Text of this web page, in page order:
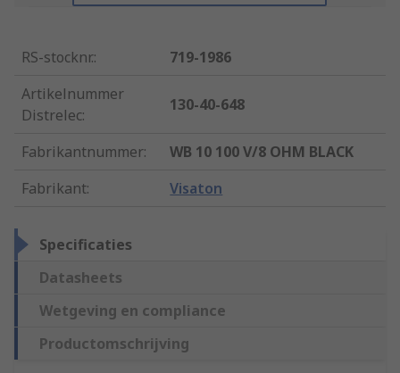
RS-stocknr.:
719-1986
Artikelnummer
Distrelec:
130-40-648
Fabrikantnummer:
WB 10 100 V/8 OHM BLACK
Fabrikant: Visaton
Specificaties
Datasheets
Wetgeving en compliance
Productomschrijving